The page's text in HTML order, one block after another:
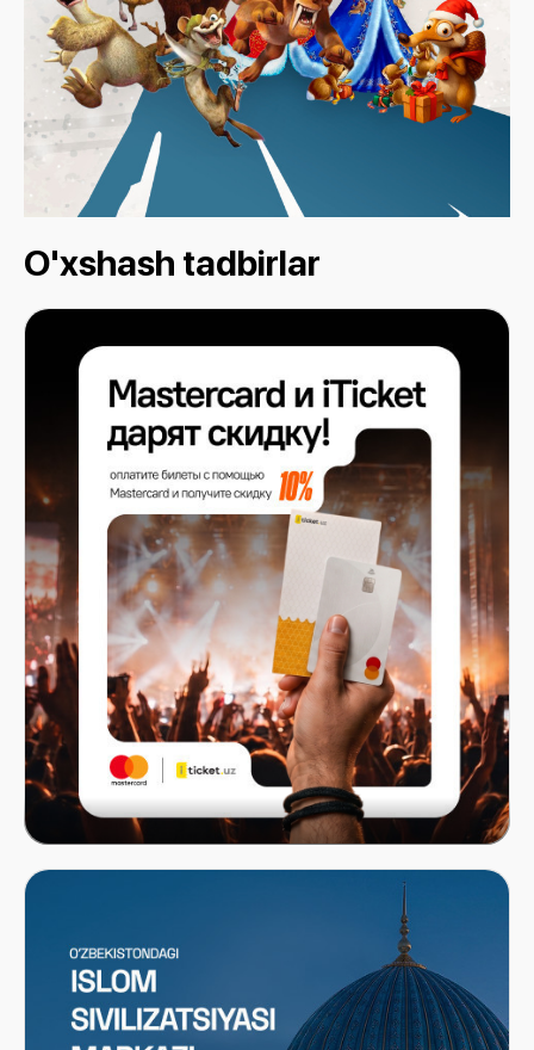
O'xshash tadbirlar
Mastercard x ITICKET.UZ